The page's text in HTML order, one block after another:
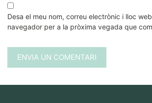
Desa el meu nom, correu electrònic i lloc
navegador per a la pròxima vegada que